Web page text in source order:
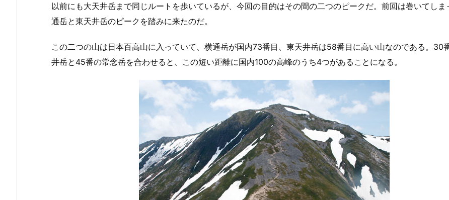
以前にも大天井岳まで同じルートを歩いているが、今回の目的はその間の二つのピークだ。前回は巻いてしま
通岳と東天井岳のピークを踏みに来たのだ。
この二つの山は日本百高山に入っていて、横通岳が国内73番目、東天井岳は58番目に高い山なのである。30
井岳と45番の常念岳を合わせると、この短い距離に国内100の高峰のうち4つがあることになる。